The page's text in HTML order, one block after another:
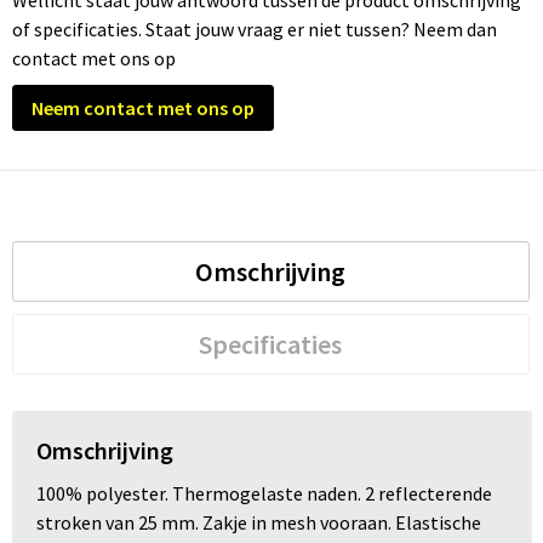
Trolleys
Waterbestendige tassen
of specificaties. Staat jouw vraag er niet tussen? Neem dan
contact met ons op
Neem contact met ons op
Omschrijving
Specificaties
Omschrijving
100% polyester. Thermogelaste naden. 2 reflecterende
stroken van 25 mm. Zakje in mesh vooraan. Elastische